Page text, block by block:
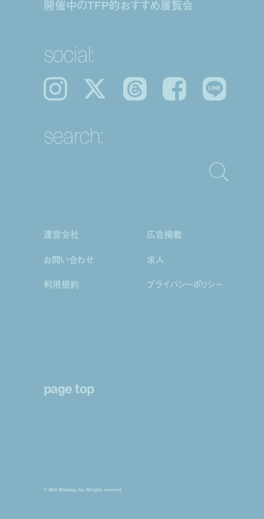
開催中のTFP的おすすめ展覧会
social:
Instagram 𝕏 Threads Facebook LINE
search:
運営会社
広告掲載
お問い合わせ
求人
利用規約 プライバシーポリシー
page top
© 2026 Weekday, Inc. All rights reserved.